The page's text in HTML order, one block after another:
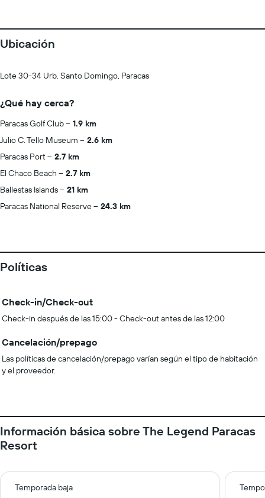
Ubicación
Lote 30-34 Urb. Santo Domingo, Paracas
¿Qué hay cerca?
Paracas Golf Club
1.9 km
Julio C. Tello Museum
2.6 km
Paracas Port
2.7 km
El Chaco Beach
2.7 km
Ballestas Islands
21 km
Paracas National Reserve
24.3 km
Políticas
Check-in/Check-out
Check-in después de las 15:00 - Check-out antes de las 12:00
Cancelación/prepago
Las políticas de cancelación/prepago varían según el tipo de habitación
y el proveedor.
Información básica sobre The Legend Paracas
Resort
Temporada baja